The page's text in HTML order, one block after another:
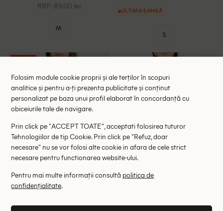
RRP: 89.00 lei
M
ULTIMA ȘANSĂ
S
Tricou Pull&Bear, verde
33.00 lei 45.00 lei 47.00 lei
Folosim module cookie proprii și ale terților în scopuri
analitice și pentru a-ți prezenta publicitate și conținut
personalizat pe baza unui profil elaborat în concordanță cu
obiceiurile tale de navigare.
Prin click pe "ACCEPT TOATE", acceptati folosirea tuturor
Tehnologiilor de tip Cookie. Prin click pe "Refuz, doar
necesare" nu se vor folosi alte cookie in afara de cele strict
necesare pentru functionarea website-ului.
Pentru mai multe informații consultă politica de
confidențialitate.